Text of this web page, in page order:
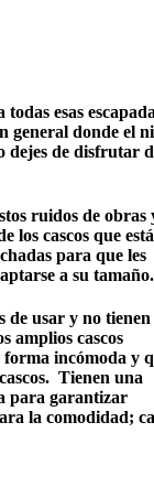
esas
general donde el
dejes de disfrutar
ruidos de obras
los cascos que
para que les
a su tamaño.
de usar y no tienen
amplios cascos
forma incómoda y
Tienen una
para garantizar
la comodidad;